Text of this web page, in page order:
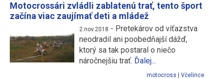
Motocrossári zvládli zablatenú trať, tento šport
začína viac zaujímať deti a mládež
2.nov.2018 - Pretekárov od víťazstva
neodradil ani poobedňajší dážď,
ktorý sa tak postaral o niečo
náročnejšiu trať. Ďalej...
motocross Včelince